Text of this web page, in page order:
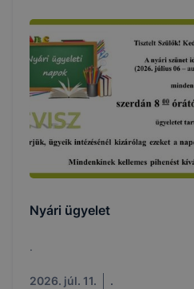
Nyári ügyelet
.
2026. júl. 11. .